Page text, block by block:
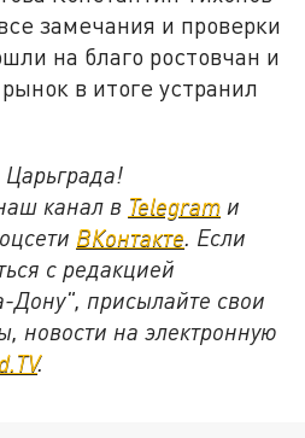
замечания и проверки
на благо ростовчан и
в итоге устранил
канал в Telegram и
ВКонтакте. Если
с редакцией
Дону", присылайте свои
новости на электронную
.